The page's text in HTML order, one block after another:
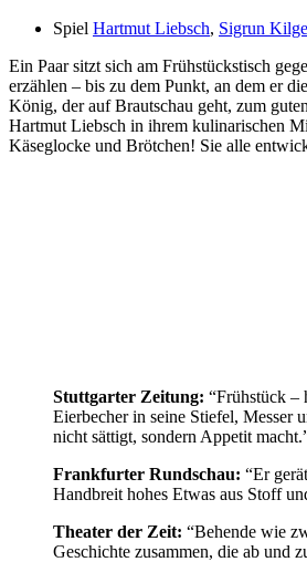
Spiel Hartmut Liebsch, Sigrun
Ein Paar sitzt sich am Frühstückstisch
erzählen – bis zu dem Punkt, an dem er
König, der auf Brautschau geht, zum
Hartmut Liebsch in ihrem kulinarischen
Käseglocke und Brötchen! Sie alle
Stuttgarter Zeitung: “Frühstück –
Eierbecher in seine Stiefel, Messer
nicht sättigt, sondern Appetit
Frankfurter Rundschau: “Er
Handbreit hohes Etwas aus Stoff
Theater der Zeit: “Behende wie
Geschichte zusammen, die ab und